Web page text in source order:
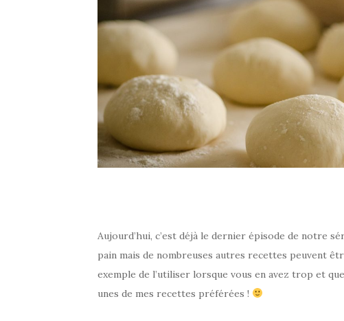
Aujourd’hui, c’est déjà le dernier épisode de notre
pain mais de nombreuses autres recettes peuvent
exemple de l’utiliser lorsque vous en avez trop et
unes de mes recettes préférées !